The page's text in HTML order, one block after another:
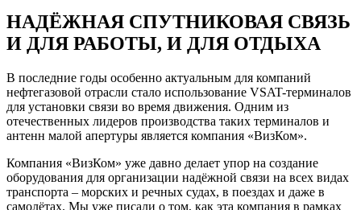
НАДЁЖНАЯ СПУТНИКОВАЯ СВЯЗЬ
И ДЛЯ РАБОТЫ, И ДЛЯ ОТДЫХА
В последние годы особенно актуальным для компаний
нефтегазовой отрасли стало использование VSAT-терминалов
для установки связи во время движения. Одним из
отечественных лидеров производства таких терминалов и
антенн малой апертуры является компания «ВизКом».
Компания «ВизКом» уже давно делает упор на создание
оборудования для организации надёжной связи на всех видах
транспорта – морских и речных судах, в поездах и даже в
самолётах. Мы уже писали о том, как эта компания в рамках